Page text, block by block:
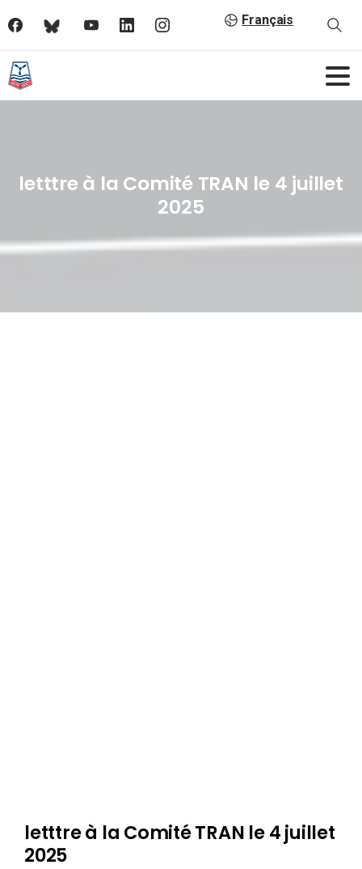
Français
letttre à la Comité TRAN le 4 juillet
2025
letttre à la Comité TRAN le 4 juillet
2025